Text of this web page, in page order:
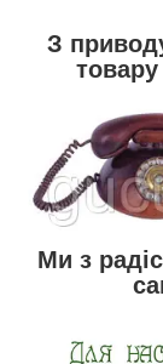
З
Ми з